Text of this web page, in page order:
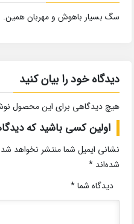
سگ بسیار باهوش و مهربان همین.
دیدگاه خود را بیان کنید
هیچ دیدگاهی برای این محصول
اولین کسی باشید که
نشانی ایمیل شما منتشر نخواهد
شده‌اند*
دیدگاه شما*